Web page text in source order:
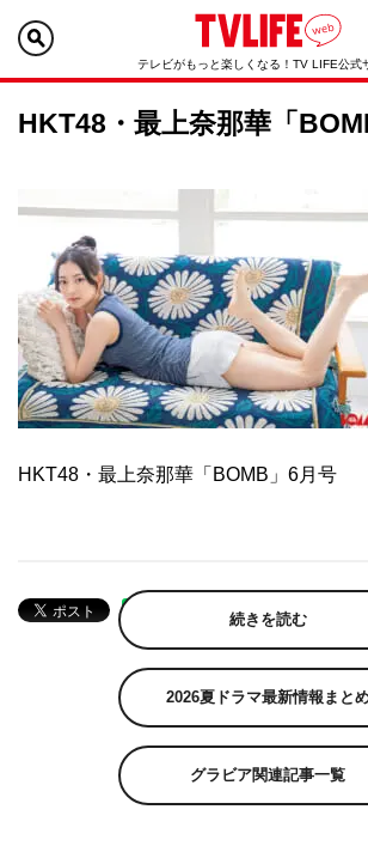
テレビがもっと楽しくなる！TV LIFE公式
HKT48・最上奈那華「
HKT48・最上奈那華「BOMB」6月号
続きを読む
2026夏ドラマ最新情報まと
グラビア関連記事一覧